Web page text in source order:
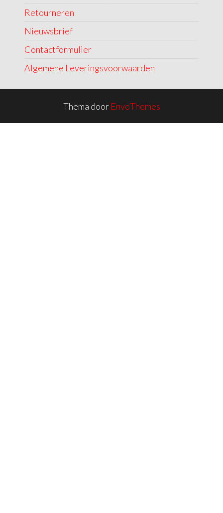
Retourneren
Nieuwsbrief
Contactformulier
Algemene Leveringsvoorwaarden
Thema door EnvoThemes